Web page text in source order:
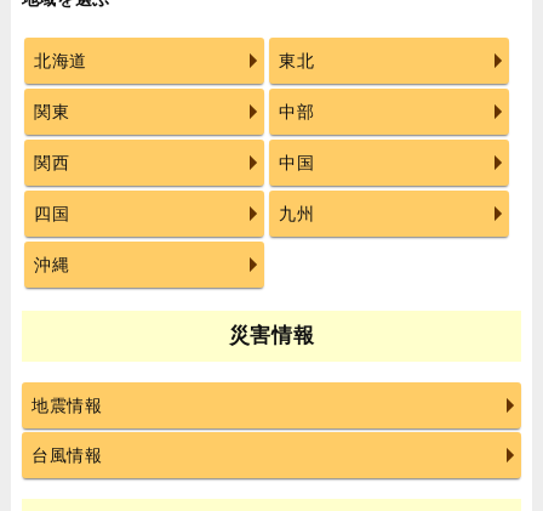
北海道 東北
関東 中部
関西 中国
四国 九州
沖縄
災害情報
地震情報
台風情報